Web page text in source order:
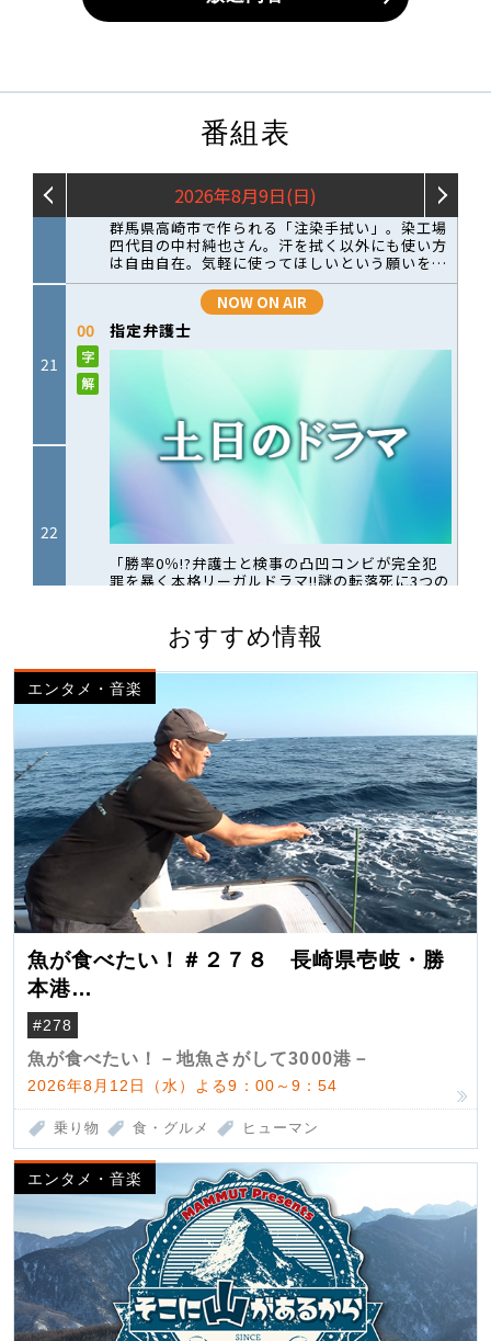
番組表
おすすめ情報
エンタメ・音楽
魚が食べたい！＃２７８ 長崎県壱岐・勝
本港
（クロマグロ）
#278
魚が食べたい！－地魚さがして3000港－
2026年8月12日（水）よる9：00～9：54
乗り物 食・グルメ ヒューマン
エンタメ・音楽